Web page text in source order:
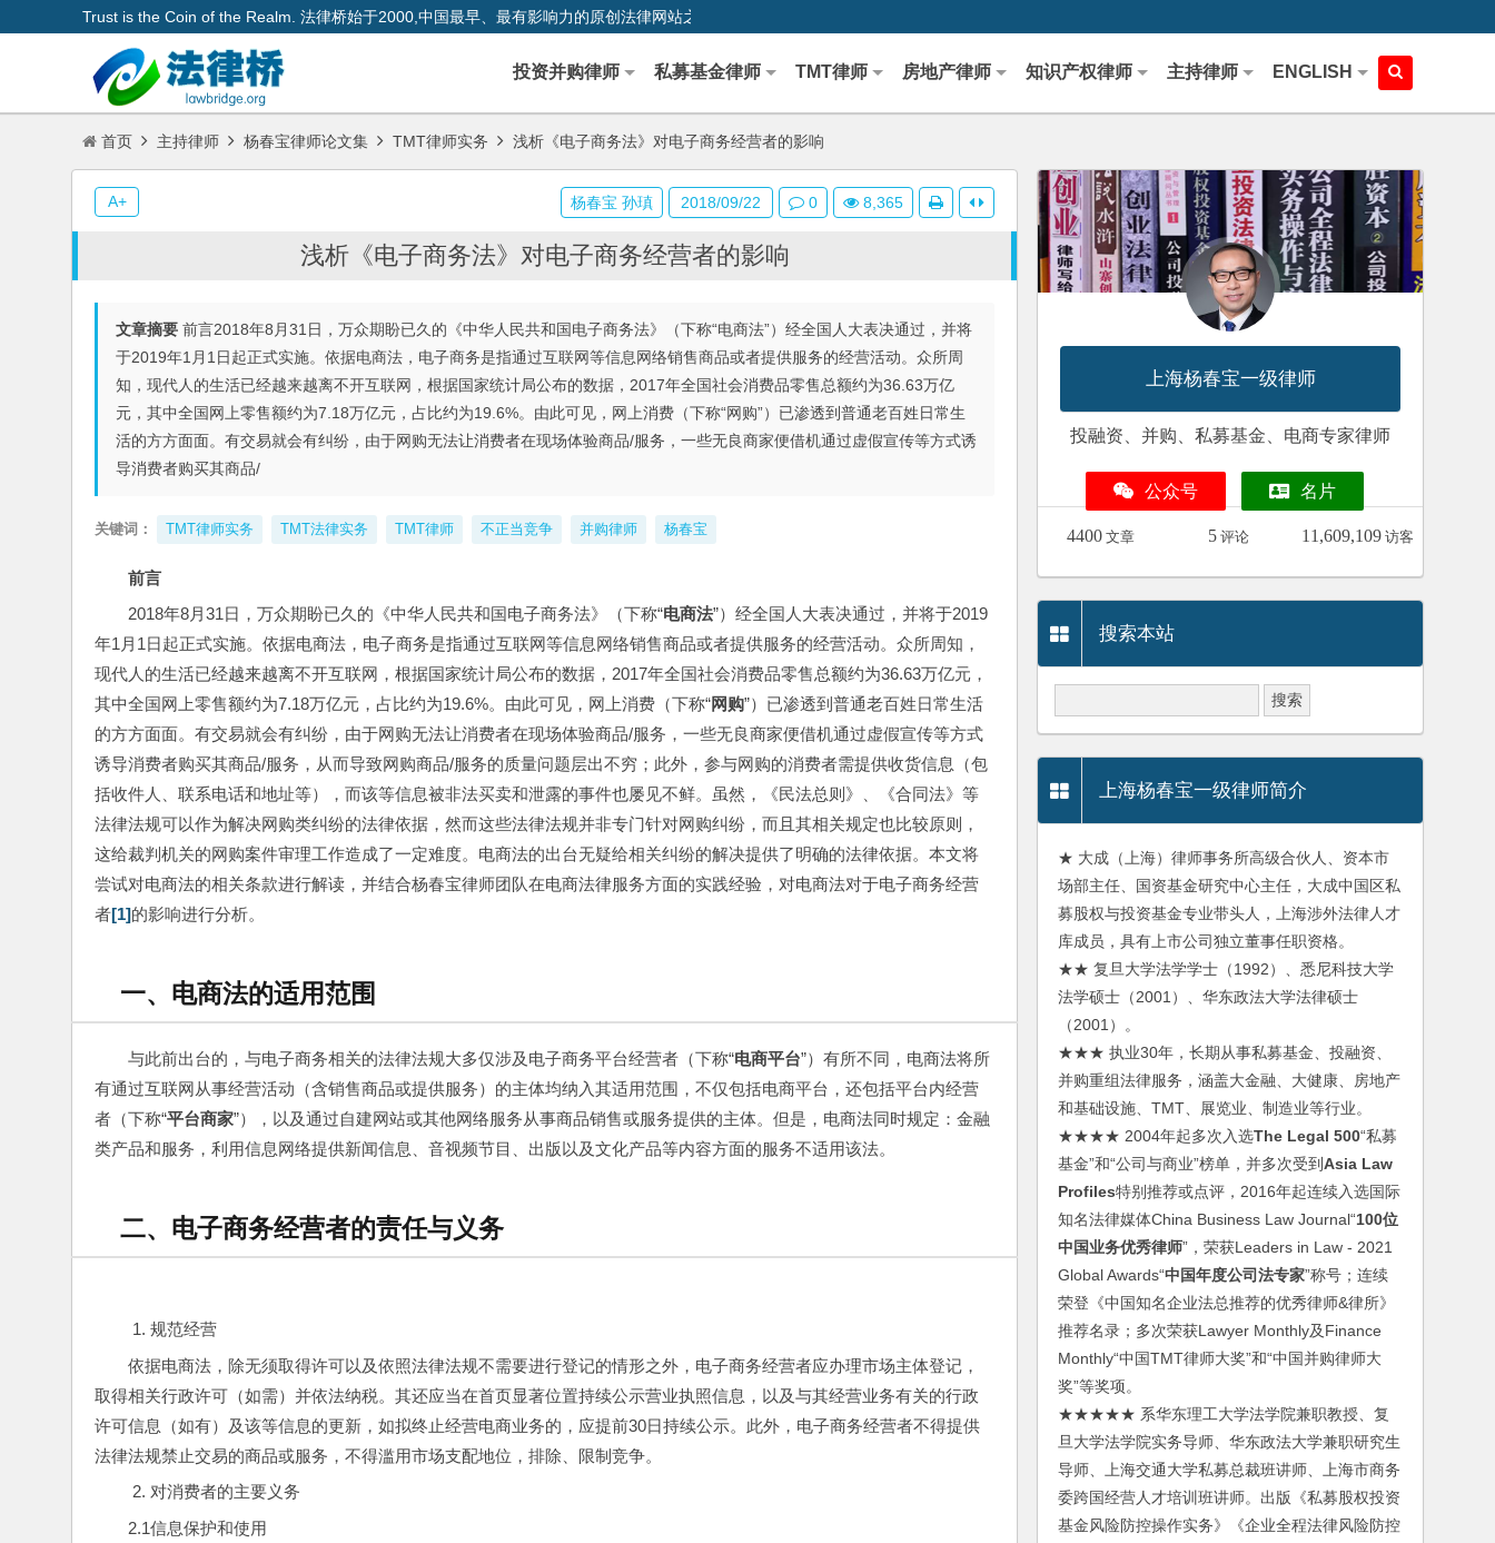
Trust is the Coin of the Realm. 法律桥始于2000,中国最早、最有影响力的原创法律网站之一
投资并购律师 私募基金律师 TMT律师 房地产律师 知识产权律师 主持律师 ENGLISH
首页 主持律师 杨春宝律师论文集 TMT律师实务 浅析《电子商务法》对电子商务经营者的影响
浅析《电子商务法》对电子商务经营者的影响
文章摘要 前言2018年8月31日，万众期盼已久的《中华人民共和国电子商务法》（下称“电商法”）经全国人大表决通过，并将
于2019年1月1日起正式实施。依据电商法，电子商务是指通过互联网等信息网络销售商品或者提供服务的经营活动。众所周
知，现代人的生活已经越来越离不开互联网，根据国家统计局公布的数据，2017年全国社会消费品零售总额约为36.63万亿
元，其中全国网上零售额约为7.18万亿元，占比约为19.6%。由此可见，网上消费（下称“网购”）已渗透到普通老百姓日常生
活的方方面面。有交易就会有纠纷，由于网购无法让消费者在现场体验商品/服务，一些无良商家便借机通过虚假宣传等方式诱
导消费者购买其商品/
关键词： TMT律师实务 TMT法律实务 TMT律师 不正当竞争 并购律师 杨春宝
前言
2018年8月31日，万众期盼已久的《中华人民共和国电子商务法》（下称“电商法”）经全国人大表决通过，并将于2019
年1月1日起正式实施。依据电商法，电子商务是指通过互联网等信息网络销售商品或者提供服务的经营活动。众所周知，
现代人的生活已经越来越离不开互联网，根据国家统计局公布的数据，2017年全国社会消费品零售总额约为36.63万亿元，
其中全国网上零售额约为7.18万亿元，占比约为19.6%。由此可见，网上消费（下称“网购”）已渗透到普通老百姓日常生活
的方方面面。有交易就会有纠纷，由于网购无法让消费者在现场体验商品/服务，一些无良商家便借机通过虚假宣传等方式
诱导消费者购买其商品/服务，从而导致网购商品/服务的质量问题层出不穷；此外，参与网购的消费者需提供收货信息（包
括收件人、联系电话和地址等），而该等信息被非法买卖和泄露的事件也屡见不鲜。虽然，《民法总则》、《合同法》等
法律法规可以作为解决网购类纠纷的法律依据，然而这些法律法规并非专门针对网购纠纷，而且其相关规定也比较原则，
这给裁判机关的网购案件审理工作造成了一定难度。电商法的出台无疑给相关纠纷的解决提供了明确的法律依据。本文将
尝试对电商法的相关条款进行解读，并结合杨春宝律师团队在电商法律服务方面的实践经验，对电商法对于电子商务经营
者[1]的影响进行分析。
一、电商法的适用范围
与此前出台的，与电子商务相关的法律法规大多仅涉及电子商务平台经营者（下称“电商平台”）有所不同，电商法将所
有通过互联网从事经营活动（含销售商品或提供服务）的主体均纳入其适用范围，不仅包括电商平台，还包括平台内经营
者（下称“平台商家”），以及通过自建网站或其他网络服务从事商品销售或服务提供的主体。但是，电商法同时规定：金融
类产品和服务，利用信息网络提供新闻信息、音视频节目、出版以及文化产品等内容方面的服务不适用该法。
二、电子商务经营者的责任与义务
规范经营
依据电商法，除无须取得许可以及依照法律法规不需要进行登记的情形之外，电子商务经营者应办理市场主体登记，
取得相关行政许可（如需）并依法纳税。其还应当在首页显著位置持续公示营业执照信息，以及与其经营业务有关的行政
许可信息（如有）及该等信息的更新，如拟终止经营电商业务的，应提前30日持续公示。此外，电子商务经营者不得提供
法律法规禁止交易的商品或服务，不得滥用市场支配地位，排除、限制竞争。
对消费者的主要义务
2.1信息保护和使用
杨春宝 孙瑱 2018/09/22 0 8,365
A+
上海杨春宝一级律师
投融资、并购、私募基金、电商专家律师
公众号 名片
4400 文章 5 评论 11,609,109 访客
搜索本站
上海杨春宝一级律师简介
★ 大成（上海）律师事务所高级合伙人、资本市
场部主任、国资基金研究中心主任，大成中国区私
募股权与投资基金专业带头人，上海涉外法律人才
库成员，具有上市公司独立董事任职资格。
★★ 复旦大学法学学士（1992）、悉尼科技大学
法学硕士（2001）、华东政法大学法律硕士
（2001）。
★★★ 执业30年，长期从事私募基金、投融资、
并购重组法律服务，涵盖大金融、大健康、房地产
和基础设施、TMT、展览业、制造业等行业。
★★★★ 2004年起多次入选The Legal 500“私募
基金”和“公司与商业”榜单，并多次受到Asia Law
Profiles特别推荐或点评，2016年起连续入选国际
知名法律媒体China Business Law Journal“100位
中国业务优秀律师”，荣获Leaders in Law - 2021
Global Awards“中国年度公司法专家”称号；连续
荣登《中国知名企业法总推荐的优秀律师&律所》
推荐名录；多次荣获Lawyer Monthly及Finance
Monthly“中国TMT律师大奖”和“中国并购律师大
奖”等奖项。
★★★★★ 系华东理工大学法学院兼职教授、复
旦大学法学院实务导师、华东政法大学兼职研究生
导师、上海交通大学私募总裁班讲师、上海市商务
委跨国经营人才培训班讲师。出版《私募股权投资
基金风险防控操作实务》《企业全程法律风险防控